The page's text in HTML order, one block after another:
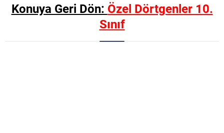
Konuya Geri Dön: Özel Dörtgenler 10.
Sınıf